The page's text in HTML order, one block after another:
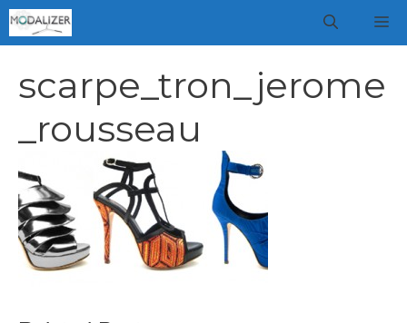
Vai
al
scarpe_tron_jerome
_rousseau